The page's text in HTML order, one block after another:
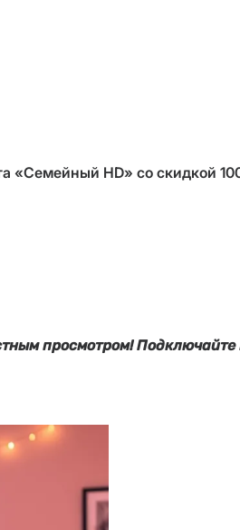
«Семейный HD» со скидкой
просмотром!